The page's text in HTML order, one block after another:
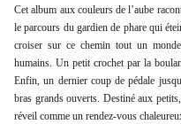
Cet album aux couleurs de l’aube
le parcours du gardien de phare qui
croiser sur ce chemin tout un
humains. Un petit crochet par la
Enfin, un dernier coup de pédale
bras grands ouverts. Destiné aux
réveil comme un rendez-vous